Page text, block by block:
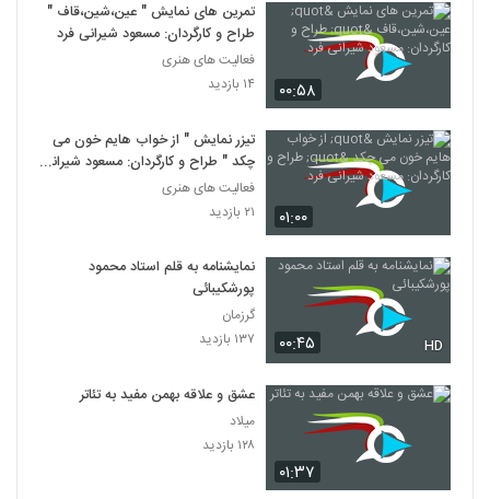
۰۰:۵۸
تمرین های نمایش " عین،شین،قاف "
طراح و کارگردان: مسعود شیرانی فرد
فعالیت های هنری
۱۴ بازدید
۰۱:۰۰
تیزر نمایش " از خواب هایم خون می
چکد " طراح و کارگردان: مسعود شیرانی
فرد
فعالیت های هنری
۲۱ بازدید
۰۰:۴۵ HD
نمایشنامه به قلم استاد محمود
پورشکیبائی
گرزمان
۱۳۷ بازدید
۰۱:۳۷
عشق و علاقه بهمن مفید به تئاتر
میلاد
۱۲۸ بازدید